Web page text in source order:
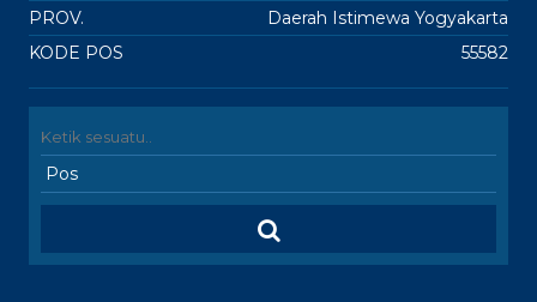
PROV.
Daerah Istimewa Yogyakarta
KODE POS
55582